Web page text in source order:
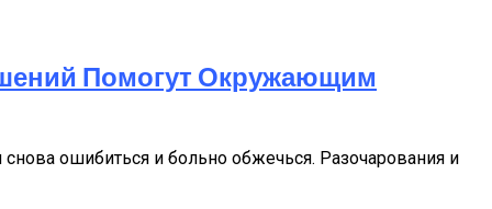
Помогут Окружающим
ошибиться и больно обжечься. Разочарования и